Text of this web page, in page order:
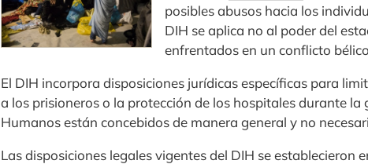
posibles abusos hacia los
DIH se aplica no al poder del
enfrentados en un conflicto
El DIH incorpora disposiciones jurídicas específicas para
a los prisioneros o la protección de los hospitales durante la
Humanos están concebidos de manera general y no
Las disposiciones legales vigentes del DIH se establecieron